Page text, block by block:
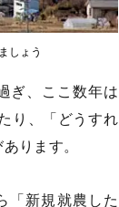
しょう
ぎ、ここ数年は
り、「どうすれ
ります。
「新規就農した